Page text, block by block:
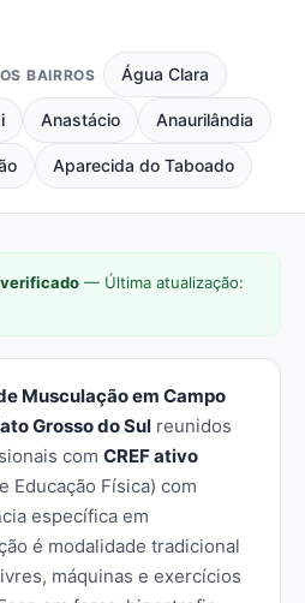
BAIRROS Água Clara
Anastácio Anaurilândia
Aparecida do Taboado
verificado — Última atualização:
Musculação em Campo
Grosso do Sul reunidos
com CREF ativo
Educação Física) com
específica em
é modalidade tradicional
máquinas e exercícios